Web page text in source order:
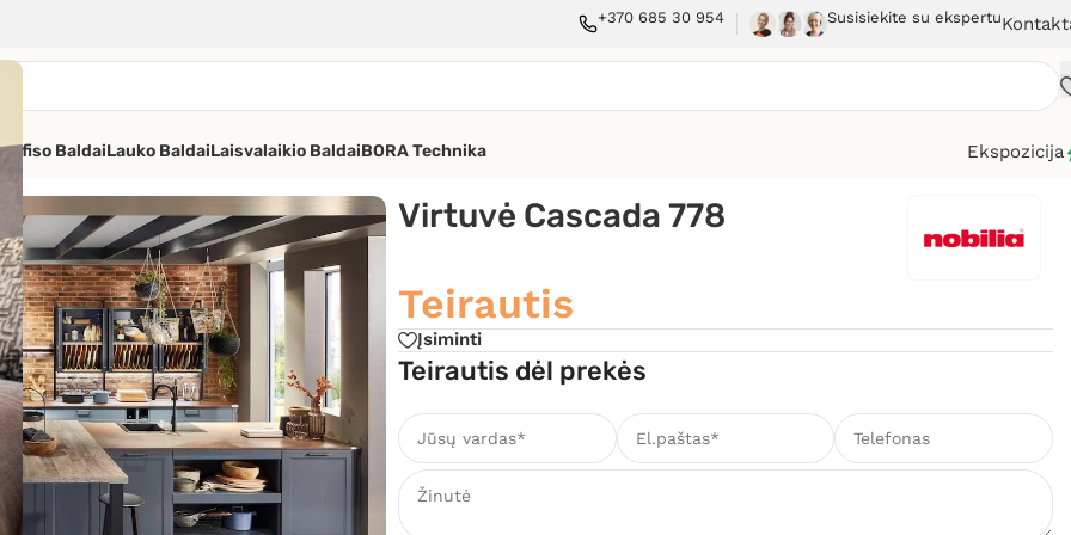
+370 685 30 954 Susisiekite su ekspertu
Ofiso BaldaiLauko BaldaiLaisvalaikio BaldaiBORA Technika
Ekspozicija
Virtuvė Cascada 778
Teirautis
Įsiminti
Teirautis dėl prekės